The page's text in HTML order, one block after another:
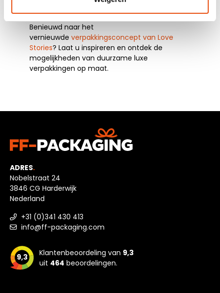
Benieuwd naar het
vernieuwde verpakkingsconcept van Love
Stories? Laat u inspireren en ontdek de
mogelijkheden van duurzame luxe
verpakkingen op maat.
ADRES.
Nobelstraat 24
3846 CG Harderwijk
Nederland
+31 (0)341 430 413
info@ff-packaging.com
9,3 Klantenbeoordeling van 9,3
uit 464 beoordelingen.